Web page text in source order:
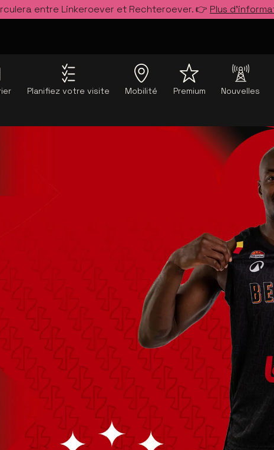
entre Linkeroever et Rechteroever. 👉 Plus
Planifiez votre visite Mobilité Premium Nouvelles